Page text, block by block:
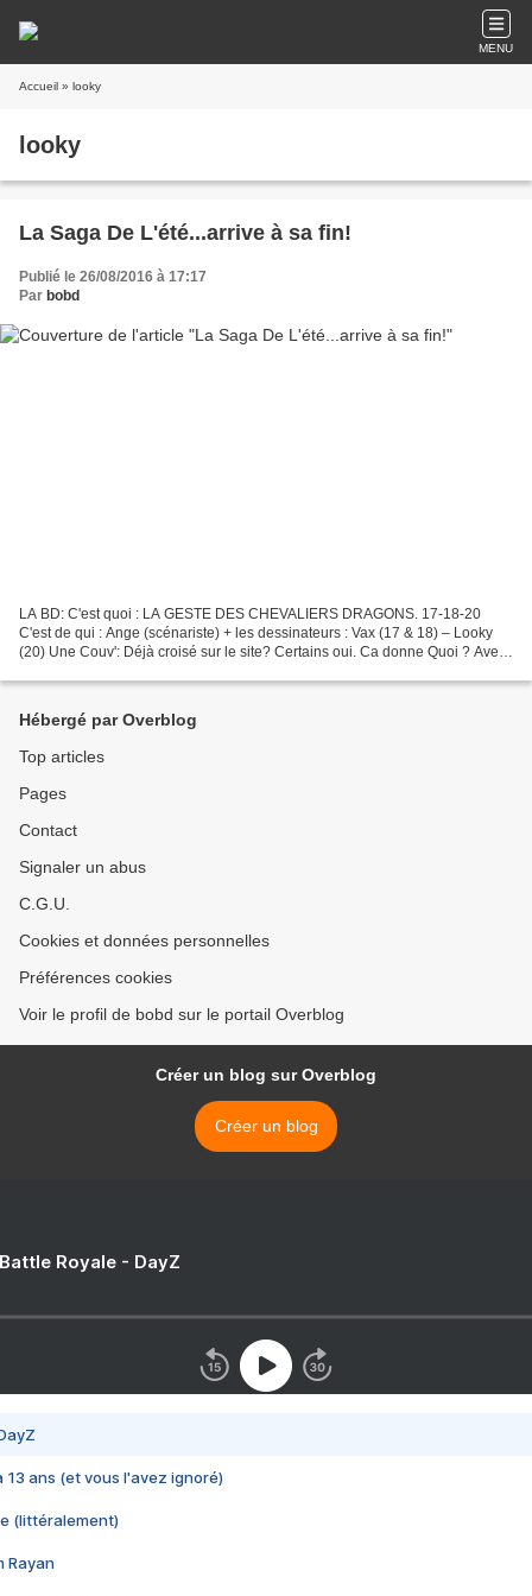
MENU
Accueil » looky
looky
La Saga De L'été...arrive à sa fin!
Publié le 26/08/2016 à 17:17
Par bobd
LA BD: C'est quoi : LA GESTE DES CHEVALIERS DRAGONS. 17-18-20
C'est de qui : Ange (scénariste) + les dessinateurs : Vax (17 & 18) – Looky
(20) Une Couv': Déjà croisé sur le site? Certains oui. Ca donne Quoi ? Avec
Hébergé par Overblog
Top articles
Pages
Contact
Signaler un abus
C.G.U.
Cookies et données personnelles
Préférences cookies
Voir le profil de bobd sur le portail Overblog
Créer un blog sur Overblog
Créer un blog
Royale - DayZ
13 ans (et vous l'avez ignoré)
(littéralement)
Rayan